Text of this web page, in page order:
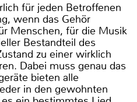
für jeden Betroffenen
wenn das Gehör
Menschen, für die Musik
Bestandteil des
zu einer wirklich
Dabei muss genau das
bieten alle
in den gewohnten